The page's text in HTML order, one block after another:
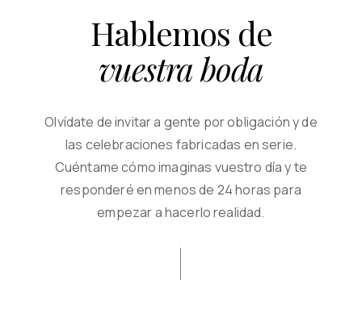
Hablemos de
vuestra boda
Olvídate de invitar a gente por obligación y de
las celebraciones fabricadas en serie.
Cuéntame cómo imaginas vuestro día y te
responderé en menos de 24 horas para
empezar a hacerlo realidad.